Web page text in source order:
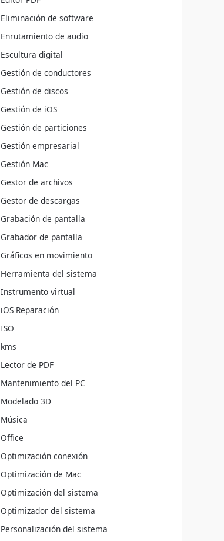
Eliminación de software
Enrutamiento de audio
Escultura digital
Gestión de conductores
Gestión de discos
Gestión de iOS
Gestión de particiones
Gestión empresarial
Gestión Mac
Gestor de archivos
Gestor de descargas
Grabación de pantalla
Grabador de pantalla
Gráficos en movimiento
Herramienta del sistema
Instrumento virtual
iOS Reparación
ISO
kms
Lector de PDF
Mantenimiento del PC
Modelado 3D
Música
Office
Optimización conexión
Optimización de Mac
Optimización del sistema
Optimizador del sistema
Personalización del sistema